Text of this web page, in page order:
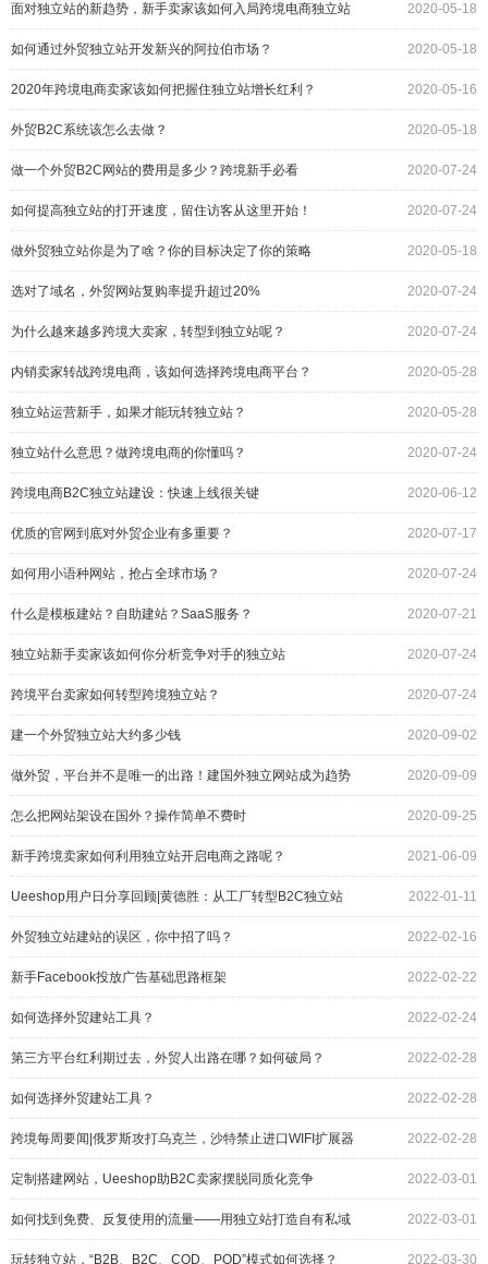
面对独立站的新趋势，新手卖家该如何入局跨境电商独立站 2020-05-18
如何通过外贸独立站开发新兴的阿拉伯市场？ 2020-05-18
2020年跨境电商卖家该如何把握住独立站增长红利？ 2020-05-16
外贸B2C系统该怎么去做？ 2020-05-18
做一个外贸B2C网站的费用是多少？跨境新手必看 2020-07-24
如何提高独立站的打开速度，留住访客从这里开始！ 2020-07-24
做外贸独立站你是为了啥？你的目标决定了你的策略 2020-05-18
选对了域名，外贸网站复购率提升超过20% 2020-07-24
为什么越来越多跨境大卖家，转型到独立站呢？ 2020-07-24
内销卖家转战跨境电商，该如何选择跨境电商平台？ 2020-05-28
独立站运营新手，如果才能玩转独立站？ 2020-05-28
独立站什么意思？做跨境电商的你懂吗？ 2020-07-24
跨境电商B2C独立站建设：快速上线很关键 2020-06-12
优质的官网到底对外贸企业有多重要？ 2020-07-17
如何用小语种网站，抢占全球市场？ 2020-07-24
什么是模板建站？自助建站？SaaS服务？ 2020-07-21
独立站新手卖家该如何你分析竞争对手的独立站 2020-07-24
跨境平台卖家如何转型跨境独立站？ 2020-07-24
建一个外贸独立站大约多少钱 2020-09-02
做外贸，平台并不是唯一的出路！建国外独立网站成为趋势 2020-09-09
怎么把网站架设在国外？操作简单不费时 2020-09-25
新手跨境卖家如何利用独立站开启电商之路呢？ 2021-06-09
Ueeshop用户日分享回顾|黄德胜：从工厂转型B2C独立站 2022-01-11
外贸独立站建站的误区，你中招了吗？ 2022-02-16
新手Facebook投放广告基础思路框架 2022-02-22
如何选择外贸建站工具？ 2022-02-24
第三方平台红利期过去，外贸人出路在哪？如何破局？ 2022-02-28
如何选择外贸建站工具？ 2022-02-28
跨境每周要闻|俄罗斯攻打乌克兰，沙特禁止进口WIFI扩展器 2022-02-28
定制搭建网站，Ueeshop助B2C卖家摆脱同质化竞争 2022-03-01
如何找到免费、反复使用的流量——用独立站打造自有私域
流量
2022-03-01
玩转独立站，“B2B、B2C、COD、POD”模式如何选择？ 2022-03-30